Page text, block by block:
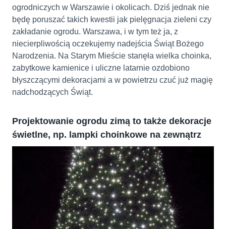
ogrodniczych w Warszawie i okolicach. Dziś jednak nie
będę poruszać takich kwestii jak pielęgnacja zieleni czy
zakładanie ogrodu. Warszawa, i w tym też ja, z
niecierpliwością oczekujemy nadejścia Świąt Bożego
Narodzenia. Na Starym Mieście stanęła wielka choinka,
zabytkowe kamienice i uliczne latarnie ozdobiono
błyszczącymi dekoracjami a w powietrzu czuć już magię
nadchodzących Świąt.
Projektowanie ogrodu zimą to także dekoracje
świetlne, np. lampki choinkowe na zewnątrz